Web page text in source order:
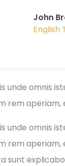
John
English
unde omnis
rem aperiam,
unde omnis
rem aperiam,
sunt